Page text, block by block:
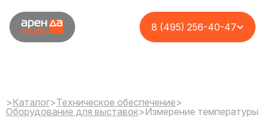
8 (495) 256-40-47
>Каталог>Техническое обеспечение>
Оборудование для выставок>Измерение температуры